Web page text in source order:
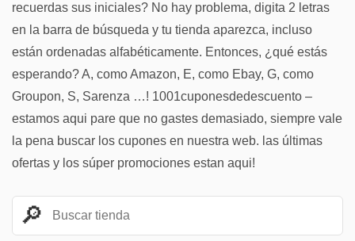
recuerdas sus iniciales? No hay problema, digita 2 letras
en la barra de búsqueda y tu tienda aparezca, incluso
están ordenadas alfabéticamente. Entonces, ¿qué estás
esperando? A, como Amazon, E, como Ebay, G, como
Groupon, S, Sarenza …! 1001cuponesdedescuento –
estamos aqui pare que no gastes demasiado, siempre vale
la pena buscar los cupones en nuestra web. las últimas
ofertas y los súper promociones estan aqui!